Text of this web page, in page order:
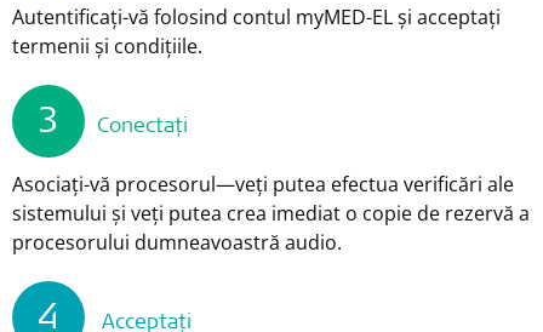
Autentificați-vă folosind contul myMED-EL și acceptați
termenii și condițiile.
3 Conectați
Asociați-vă procesorul—veți putea efectua verificări ale
sistemului și veți putea crea imediat o copie de rezervă a
procesorului dumneavoastră audio.
4 Acceptați